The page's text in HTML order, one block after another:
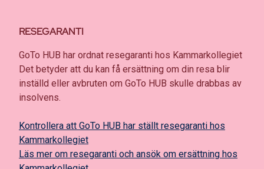
RESEGARANTI
GoTo HUB har ordnat resegaranti hos Kammarkollegiet
Det betyder att du kan få ersättning om din resa blir
inställd eller avbruten om GoTo HUB skulle drabbas av
insolvens.
Kontrollera att GoTo HUB har ställt resegaranti hos
Kammarkollegiet
Läs mer om resegaranti och ansök om ersättning hos